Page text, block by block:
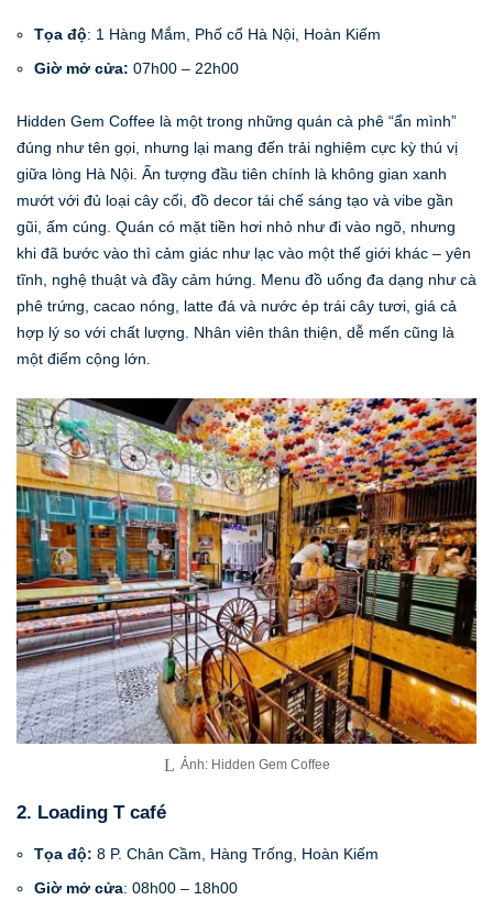
Tọa độ: 1 Hàng Mắm, Phố cổ Hà Nội, Hoàn Kiếm
Giờ mở cửa: 07h00 – 22h00
Hidden Gem Coffee là một trong những quán cà phê “ẩn mình”
đúng như tên gọi, nhưng lại mang đến trải nghiệm cực kỳ thú vị
giữa lòng Hà Nội. Ấn tượng đầu tiên chính là không gian xanh
mướt với đủ loại cây cối, đồ decor tái chế sáng tạo và vibe gần
gũi, ấm cúng. Quán có mặt tiền hơi nhỏ như đi vào ngõ, nhưng
khi đã bước vào thì cảm giác như lạc vào một thế giới khác – yên
tĩnh, nghệ thuật và đầy cảm hứng. Menu đồ uống đa dạng như cà
phê trứng, cacao nóng, latte đá và nước ép trái cây tươi, giá cả
hợp lý so với chất lượng. Nhân viên thân thiện, dễ mến cũng là
một điểm cộng lớn.
Ảnh: Hidden Gem Coffee
2. Loading T café
Tọa độ: 8 P. Chân Cầm, Hàng Trống, Hoàn Kiếm
Giờ mở cửa: 08h00 – 18h00